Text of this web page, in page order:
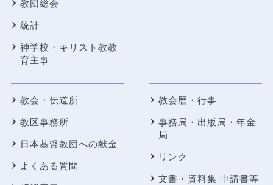
教団総会
統計
神学校・キリスト教教
育主事
教会・伝道所
教区事務所
日本基督教団への献金
よくある質問
教会暦・行事
事務局・出版局・年金
局
リンク
文書・資料集 申請書等